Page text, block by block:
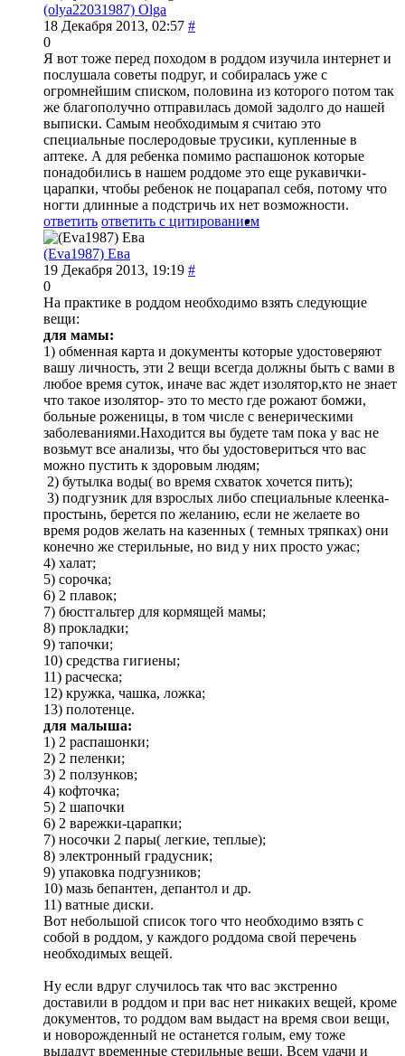
(olya22031987) Olga
18 Декабря 2013, 02:57 #
0
Я вот тоже перед походом в роддом изучила интернет и
послушала советы подруг, и собиралась уже с
огромнейшим списком, половина из которого потом так
же благополучно отправилась домой задолго до нашей
выписки. Самым необходимым я считаю это
специальные послеродовые трусики, купленные в
аптеке. А для ребенка помимо распашонок которые
понадобились в нашем роддоме это еще рукавички-
царапки, чтобы ребенок не поцарапал себя, потому что
ногти длинные а подстричь их нет возможности.
ответить ответить с цитированием
(Eva1987) Ева
19 Декабря 2013, 19:19 #
0
На практике в роддом необходимо взять следующие
вещи:
для мамы:
1) обменная карта и документы которые удостоверяют
вашу личность, эти 2 вещи всегда должны быть с вами в
любое время суток, иначе вас ждет изолятор,кто не знает
что такое изолятор- это то место где рожают бомжи,
больные роженицы, в том числе с венерическими
заболеваниями.Находится вы будете там пока у вас не
возьмут все анализы, что бы удостовериться что вас
можно пустить к здоровым людям;
2) бутылка воды( во время схваток хочется пить);
3) подгузник для взрослых либо специальные клеенка-
простынь, берется по желанию, если не желаете во
время родов желать на казенных ( темных тряпках) они
конечно же стерильные, но вид у них просто ужас;
4) халат;
5) сорочка;
6) 2 плавок;
7) бюстгальтер для кормящей мамы;
8) прокладки;
9) тапочки;
10) средства гигиены;
11) расческа;
12) кружка, чашка, ложка;
13) полотенце.
для малыша:
1) 2 распашонки;
2) 2 пеленки;
3) 2 ползунков;
4) кофточка;
5) 2 шапочки
6) 2 варежки-царапки;
7) носочки 2 пары( легкие, теплые);
8) электронный градусник;
9) упаковка подгузников;
10) мазь бепантен, депантол и др.
11) ватные диски.
Вот небольшой список того что необходимо взять с
собой в роддом, у каждого роддома свой перечень
необходимых вещей.
Ну если вдруг случилось так что вас экстренно
доставили в роддом и при вас нет никаких вещей, кроме
документов, то роддом вам выдаст на время свои вещи,
и новорожденный не останется голым, ему тоже
выдадут временные стерильные вещи. Всем удачи и